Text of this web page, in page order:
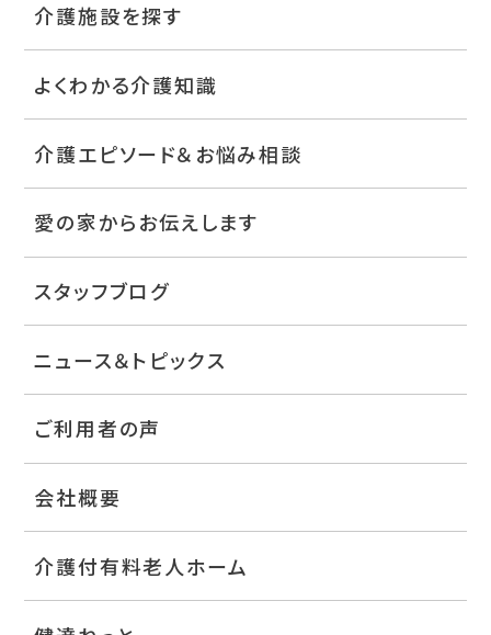
介護施設を探す
よくわかる介護知識
介護エピソード＆お悩み相談
愛の家からお伝えします
スタッフブログ
ニュース＆トピックス
ご利用者の声
会社概要
介護付有料老人ホーム